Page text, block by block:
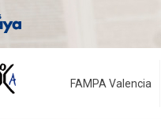
FAMPA Valencia